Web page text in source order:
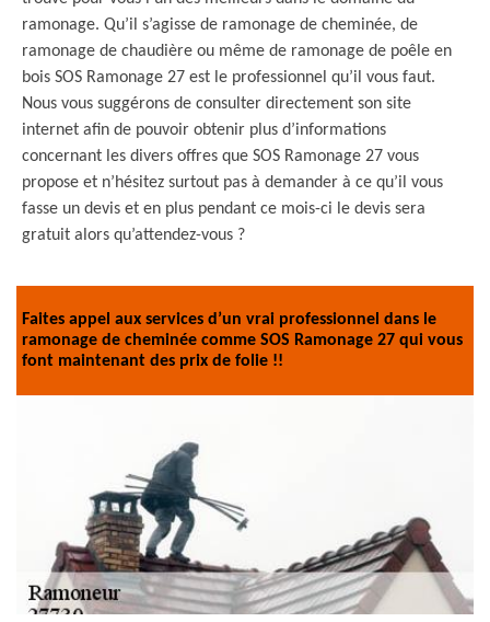
ramonage. Qu’il s’agisse de ramonage de cheminée, de
ramonage de chaudière ou même de ramonage de poêle en
bois SOS Ramonage 27 est le professionnel qu’il vous faut.
Nous vous suggérons de consulter directement son site
internet afin de pouvoir obtenir plus d’informations
concernant les divers offres que SOS Ramonage 27 vous
propose et n’hésitez surtout pas à demander à ce qu’il vous
fasse un devis et en plus pendant ce mois-ci le devis sera
gratuit alors qu’attendez-vous ?
Faites appel aux services d’un vrai professionnel dans le
ramonage de cheminée comme SOS Ramonage 27 qui vous
font maintenant des prix de folie !!